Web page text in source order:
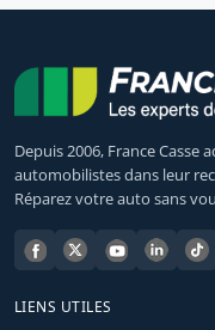
Depuis 2006, France Casse
automobilistes dans leur
Réparez votre auto sans
LIENS UTILES